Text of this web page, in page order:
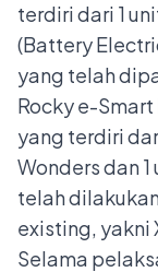
terdiri dari 1
(Battery
yang telah
Rocky e-
yang terdiri
Wonders dan 1
telah
existing, yakni
Selama